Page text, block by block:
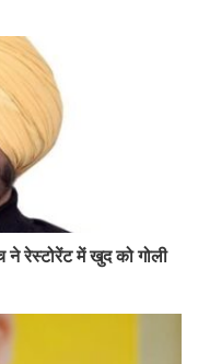
ने रेस्टोरेंट में खुद को गोली